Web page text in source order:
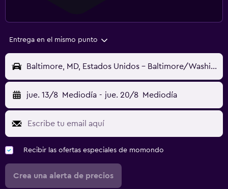
Entrega en el mismo punto
Baltimore, MD, Estados Unidos - Baltimore/Washington (BWI)
jue. 13/8 Mediodía - jue. 20/8 Mediodía
Recibir las ofertas especiales de momondo
Crea una alerta de precios